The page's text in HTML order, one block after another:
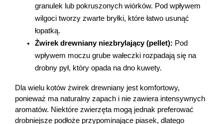
granulek lub pokruszonych wiórków. Pod wpływem
wilgoci tworzy zwarte bryłki, które łatwo usunąć
łopatką.
Żwirek drewniany niezbrylający (pellet): Pod
wpływem moczu grube wałeczki rozpadają się na
drobny pył, który opada na dno kuwety.
Dla wielu kotów żwirek drewniany jest komfortowy,
ponieważ ma naturalny zapach i nie zawiera intensywnych
aromatów. Niektóre zwierzęta mogą jednak preferować
drobniejsze podłoże przypominające piasek, dlatego